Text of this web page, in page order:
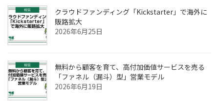
クラウドファンディング「Kickstarter」で海外に
販路拡大
2026年6月25日
無料から顧客を育て、高付加価値サービスを売る
「ファネル（漏斗）型」営業モデル
2026年6月19日